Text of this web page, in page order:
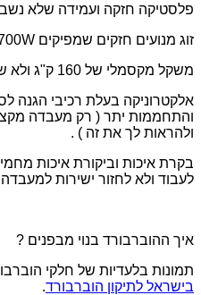
פלסטיקה חזקה ועמידה שלא
זוג מנועים חזקים שמפיקים 700W ולא 400W או 500W
משקל מקסמלי של 160 ק"ג ולא של 80 ק"ג או 100ק"ג
אלקטרוניקה בעלת רכיבי הגנה
והתחממות יתר ( רק מעבדה
ולהראות לך את זה ) .
בקרת איכות וביקורת איכות
לעבוד ולא לחזור ישירות
איך ההוברבורד בנוי מבפנים ?
תמונות בלעדיות של חלקי
בישראל לתיקון הוברבורד.